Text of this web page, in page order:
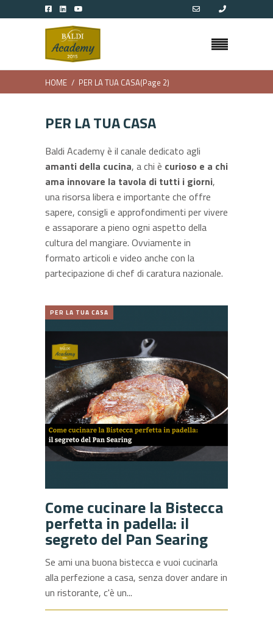
HOME PER LA TUA CASA(Page 2)
PER LA TUA CASA
Baldi Academy è il canale dedicato agli
amanti della cucina, a chi è curioso e a chi
ama innovare la tavola di tutti i giorni,
una risorsa libera e importante che offre
sapere, consigli e approfondimenti per vivere
e assaporare a pieno ogni aspetto della
cultura del mangiare. Ovviamente in
formato articoli e video anche con la
partecipazione di chef di caratura nazionale.
PER LA TUA CASA
Come cucinare la Bistecca
perfetta in padella: il
segreto del Pan Searing
Se ami una buona bistecca e vuoi cucinarla
alla perfezione a casa, senza dover andare in
un ristorante, c'è un